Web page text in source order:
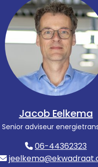
Jacob Eelkema
Senior adviseur
06-44362323